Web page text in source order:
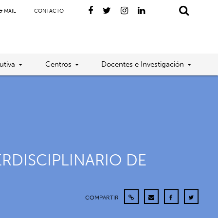
MAIL CONTACTO
Centros Docentes e Investigación
DE
COMPARTIR